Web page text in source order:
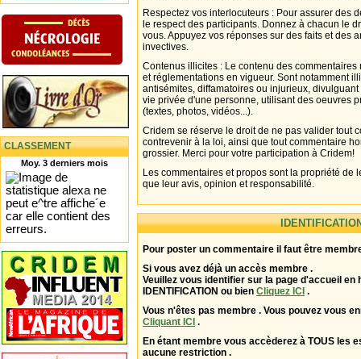
CLASSEMENT
Moy. 3 derniers mois
Respectez vos interlocuteurs : Pour assurer des
le respect des participants. Donnez à chacun le
vous. Appuyez vos réponses sur des faits et des
invectives.
Contenus illicites : Le contenu des
et réglementations en vigueur. Sont notamment
antisémites, diffamatoires ou injurieux,
vie privée d'une personne, utilisant des oeuvres
(textes, photos, vidéos...).
Cridem se réserve le droit de ne pas valider tout
contrevenir à la loi, ainsi que tout commentaire
grossier. Merci pour votre participation à Cridem!
Les commentaires et propos sont la propriété de
que leur avis, opinion et responsabilité.
Pour poster un commentaire il faut être
Si vous avez déjà un accès membre .
Veuillez vous identifier sur la page d'accueil en
IDENTIFICATION ou bien Cliquez ICI .
Vous n'êtes pas membre . Vous pouvez vous
Cliquant ICI .
En étant membre vous accèderez à TOUS les
aucune restriction .